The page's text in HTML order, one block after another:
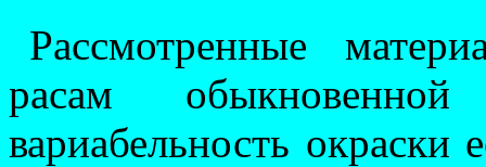
Рассмотренные
расам
вариабельность